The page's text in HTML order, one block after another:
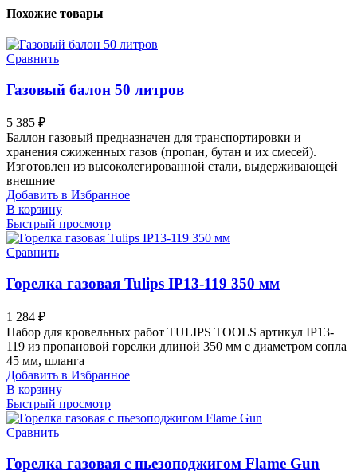
Похожие товары
Сравнить
Газовый балон 50 литров
5 385 ₽
Баллон газовый предназначен для транспортировки и
хранения сжиженных газов (пропан, бутан и их смесей).
Изготовлен из высоколегированной стали, выдерживающей
внешние
Добавить в Избранное
В корзину
Быстрый просмотр
Сравнить
Горелка газовая Tulips IP13-119 350 мм
1 284 ₽
Набор для кровельных работ TULIPS TOOLS артикул IP13-
119 из пропановой горелки длиной 350 мм с диаметром сопла
45 мм, шланга
Добавить в Избранное
В корзину
Быстрый просмотр
Сравнить
Горелка газовая с пьезоподжигом Flame Gun